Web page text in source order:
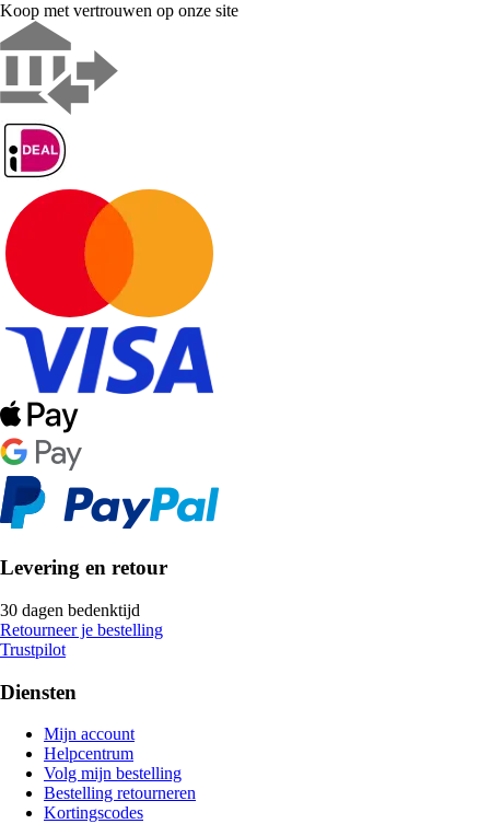
Koop met vertrouwen op onze site
Levering en retour
30 dagen bedenktijd
Retourneer je bestelling
Trustpilot
Diensten
Mijn account
Helpcentrum
Volg mijn bestelling
Bestelling retourneren
Kortingscodes